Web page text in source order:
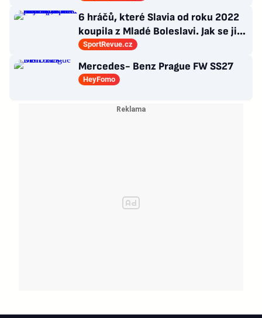
6 hráčů, které Slavia od roku 2022
koupila z Mladé Boleslavi. Jak se jim
po přestupu do Edenu vedlo?
SportRevue.cz
Mercedes- Benz Prague FW SS27
HeyFomo